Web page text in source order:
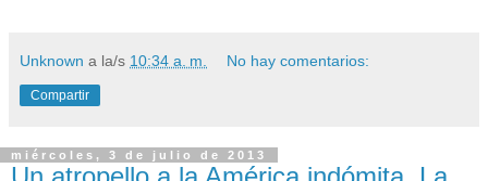
Unknown a la/s 10:34 a. m. No hay comentarios:
Compartir
miércoles, 3 de julio de 2013